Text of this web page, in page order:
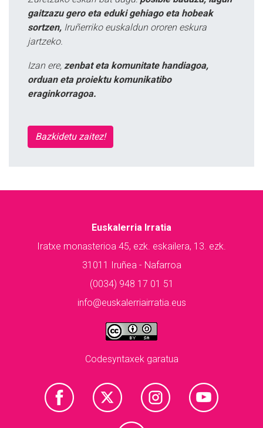
gaitzazu gero eta eduki gehiago eta hobeak
sortzen, Iruñerriko euskaldun ororen eskura
jartzeko.
Izan ere, zenbat eta komunitate handiagoa,
orduan eta proiektu komunikatibo
eraginkorragoa.
Bazkidetu zaitez!
Euskalerria Irratia
Iratxe monasterioa 45, ezk. eskailera, 13. ezk.
31011 Iruñea - Nafarroa
(0034) 948 17 01 51
info@euskalerriairratia.eus
Codesyntaxek garatua